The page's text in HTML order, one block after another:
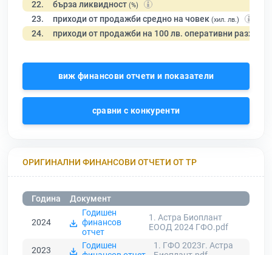
22. бърза ликвидност (%)
23. приходи от продажби средно на човек (хил. лв.)
24. приходи от продажби на 100 лв. оперативни разходи
виж финансови отчети и показатели
сравни с конкуренти
ОРИГИНАЛНИ ФИНАНСОВИ ОТЧЕТИ ОТ ТР
Година Документ
2024
Годишен
финансов
отчет
1. Астра Биоплант
ЕООД 2024 ГФО.pdf
2023
Годишен
1. ГФО 2023г. Астра